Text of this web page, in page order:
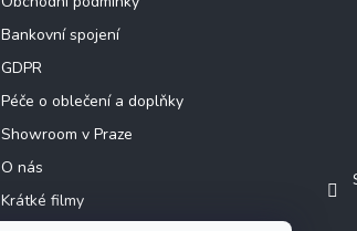
Bankovní spojení
GDPR
Péče o oblečení a doplňky
Showroom v Praze
O nás
Krátké filmy